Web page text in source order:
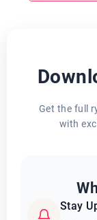
Get the full
with
Stay